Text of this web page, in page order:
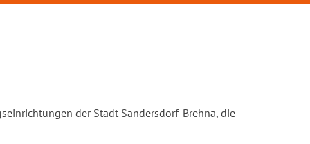
der Stadt Sandersdorf-Brehna, die